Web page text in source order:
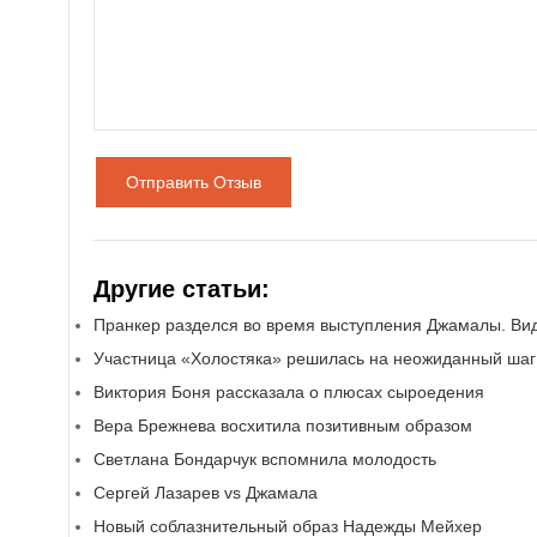
Отправить Отзыв
Другие статьи:
Пранкер разделся во время выступления Джамалы.
Участница «Холостяка» решилась на неожиданный шаг
Виктория Боня рассказала о плюсах сыроедения
Вера Брежнева восхитила позитивным образом
Светлана Бондарчук вспомнила молодость
Сергей Лазарев vs Джамала
Новый соблазнительный образ Надежды Мейхер